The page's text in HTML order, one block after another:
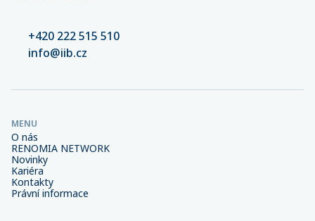
+420 222 515 510
info@iib.cz
MENU
O nás
RENOMIA NETWORK
Novinky
Kariéra
Kontakty
Právní informace